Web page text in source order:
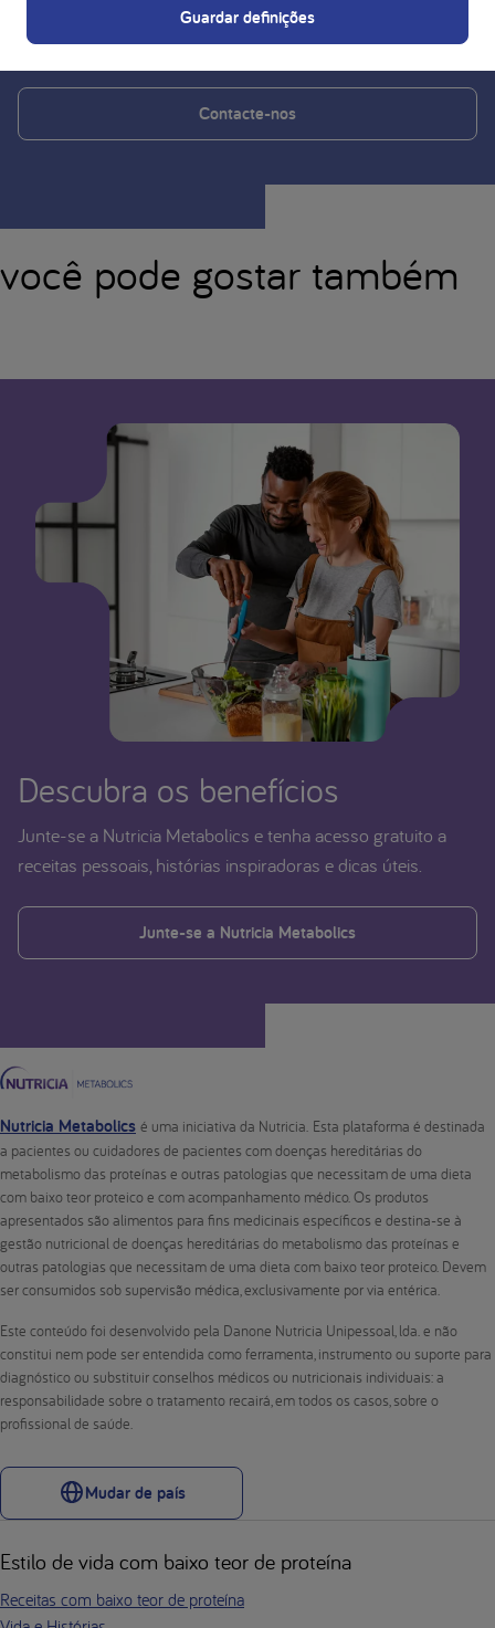
800 206 799. A linha está disponível todos os
dias úteis, entre as 9h e as 19h.
Contacte-nos
você pode gostar também
Descubra os benefícios
Junte-se a Nutricia Metabolics e tenha acesso gratuito a
receitas pessoais, histórias inspiradoras e dicas úteis.
Junte-se a Nutricia Metabolics
Nutricia Metabolics é uma iniciativa da Nutricia. Esta plataforma é destinada
a pacientes ou cuidadores de pacientes com doenças hereditárias do
metabolismo das proteínas e outras patologias que necessitam de uma dieta
com baixo teor proteico e com acompanhamento médico. Os produtos
apresentados são alimentos para fins medicinais específicos e destina-se à
gestão nutricional de doenças hereditárias do metabolismo das proteínas e
outras patologias que necessitam de uma dieta com baixo teor proteico. Devem
ser consumidos sob supervisão médica, exclusivamente por via entérica.
Este conteúdo foi desenvolvido pela Danone Nutricia Unipessoal, lda. e não
constitui nem pode ser entendida como ferramenta, instrumento ou suporte para
diagnóstico ou substituir conselhos médicos ou nutricionais individuais: a
responsabilidade sobre o tratamento recairá, em todos os casos, sobre o
profissional de saúde.
Mudar de país
Estilo de vida com baixo teor de proteína
Receitas com baixo teor de proteína
Guardar definições